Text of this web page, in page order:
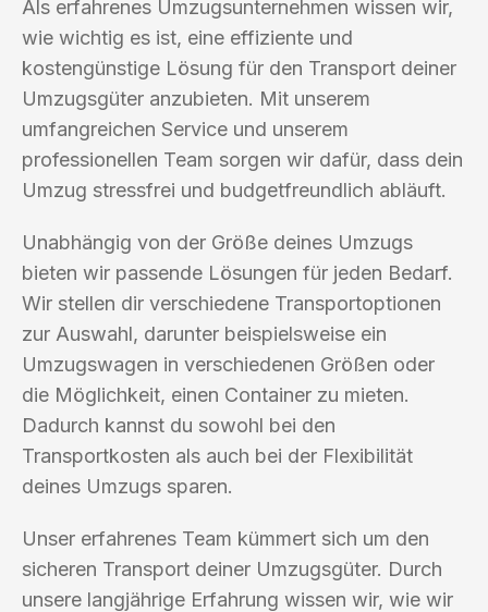
Als erfahrenes Umzugsunternehmen wissen wir,
wie wichtig es ist, eine effiziente und
kostengünstige Lösung für den Transport deiner
Umzugsgüter anzubieten. Mit unserem
umfangreichen Service und unserem
professionellen Team sorgen wir dafür, dass dein
Umzug stressfrei und budgetfreundlich abläuft.
Unabhängig von der Größe deines Umzugs
bieten wir passende Lösungen für jeden Bedarf.
Wir stellen dir verschiedene Transportoptionen
zur Auswahl, darunter beispielsweise ein
Umzugswagen in verschiedenen Größen oder
die Möglichkeit, einen Container zu mieten.
Dadurch kannst du sowohl bei den
Transportkosten als auch bei der Flexibilität
deines Umzugs sparen.
Unser erfahrenes Team kümmert sich um den
sicheren Transport deiner Umzugsgüter. Durch
unsere langjährige Erfahrung wissen wir, wie wir